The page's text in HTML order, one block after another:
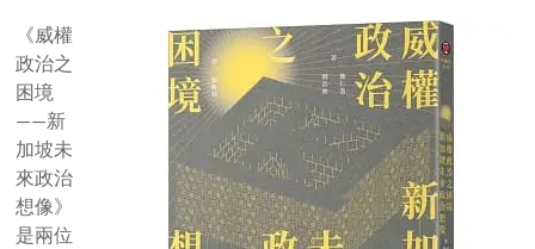
《威權
政治之
困境
——新
加坡未
來政治
想像》
是兩位